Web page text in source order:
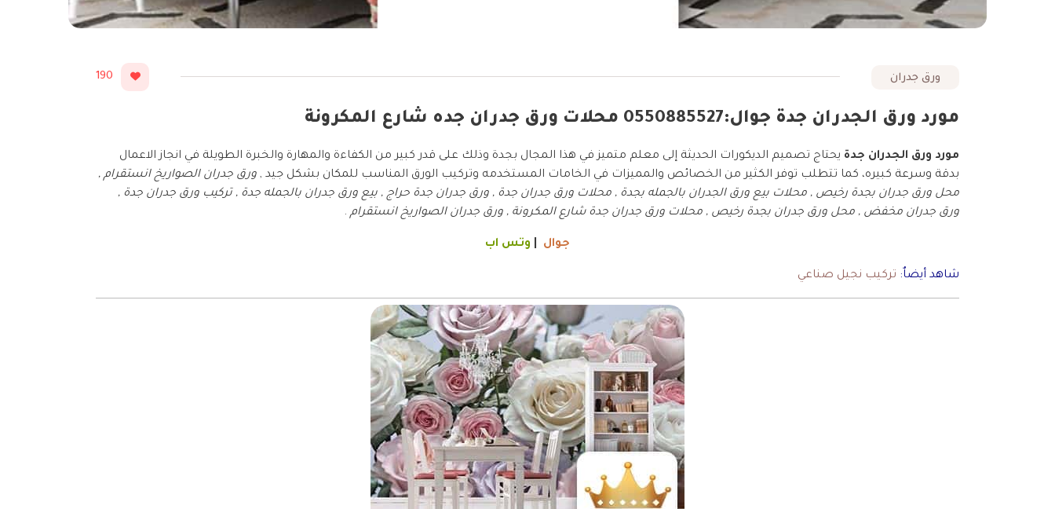
ورق جدران 190
مورد ورق الجدران جدة جوال:0550885527 محلات ورق جدران جده شارع المكرونة
مورد ورق الجدران جدة يحتاج تصميم الديكورات الحديثة إلى معلم متميز في هذا المجال بجدة وذلك على قدر كبير من الكفاءة والمهارة والخبرة الطويلة في انجاز الاعمال
بدقة وسرعة كبيره، كما تتطلب توفر الكثير من الخصائص والمميزات في الخامات المستخدمه وتركيب الورق المناسب للمكان بشكل جيد , ورق جدران الصواريخ انستقرام ,
محل ورق جدران بجدة رخيص , محلات بيع ورق الجدران بالجمله بجدة , محلات ورق جدران جدة , ورق جدران جدة حراج , بيع ورق جدران بالجمله جدة , تركيب ورق جدران جدة ,
ورق جدران مخفض , محل ورق جدران بجدة رخيص , محلات ورق جدران جدة شارع المكرونة , ورق جدران الصواريخ انستقرام .
جوال وتس اب
شاهد أيضاٌ: تركيب نجيل صناعي